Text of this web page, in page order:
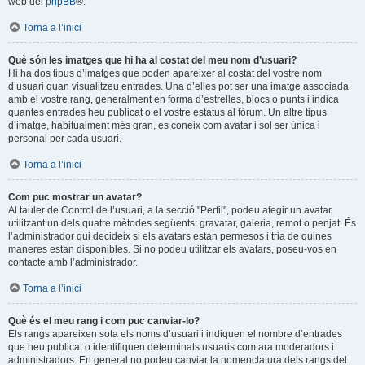
Torna a l’inici
Què són les imatges que hi ha al costat del meu nom d’usuari?
Hi ha dos tipus d’imatges que poden apareixer al costat del vostre nom
d’usuari quan visualitzeu entrades. Una d’elles pot ser una imatge associada
amb el vostre rang, generalment en forma d’estrelles, blocs o punts i indica
quantes entrades heu publicat o el vostre estatus al fòrum. Un altre tipus
d’imatge, habitualment més gran, es coneix com avatar i sol ser única i
personal per cada usuari.
Torna a l’inici
Com puc mostrar un avatar?
Al tauler de Control de l’usuari, a la secció "Perfil", podeu afegir un avatar
utilitzant un dels quatre mètodes següents: gravatar, galeria, remot o penjat. És
l’administrador qui decideix si els avatars estan permesos i tria de quines
maneres estan disponibles. Si no podeu utilitzar els avatars, poseu-vos en
contacte amb l’administrador.
Torna a l’inici
Què és el meu rang i com puc canviar-lo?
Els rangs apareixen sota els noms d’usuari i indiquen el nombre d’entrades
que heu publicat o identifiquen determinats usuaris com ara moderadors i
administradors. En general no podeu canviar la nomenclatura dels rangs del